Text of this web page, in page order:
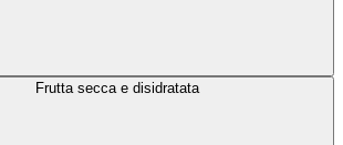
Frutta secca e disidratata